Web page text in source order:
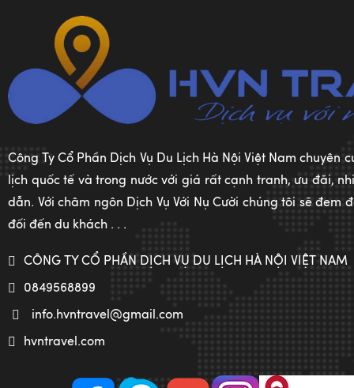
Công Ty Cổ Phần Dịch Vụ Du Lịch Hà Nội Việt Nam chuyên
lịch quốc tế và trong nước với giá rất cạnh tranh, ưu đãi,
dẫn. Với châm ngôn Dịch Vụ Với Nụ Cười chúng tôi sẽ đem
đối đến du khách . . .
CÔNG TY CỔ PHẦN DỊCH VỤ DU LỊCH HÀ NỘI VIỆT NAM
0849568899
info.hvntravel@gmail.com
hvntravel.com